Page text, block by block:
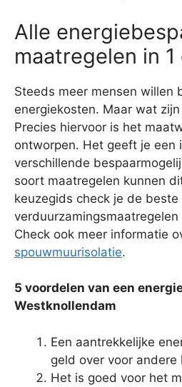
Alle
maatregelen in
Steeds meer mensen willen
energiekosten. Maar wat
Precies hiervoor is het
ontworpen. Het geeft je een
verschillende
soort maatregelen kunnen
keuzegids check je de beste
Check ook meer informatie
spouwmuurisolatie.
5 voordelen van een
Westknollendam
Een aantrekkelijke
geld over voor andere
Het is goed voor het